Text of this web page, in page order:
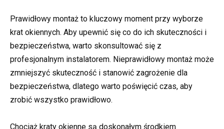
Prawidłowy montaż to kluczowy moment przy wyborze
krat okiennych. Aby upewnić się co do ich skuteczności i
bezpieczeństwa, warto skonsultować się z
profesjonalnym instalatorem. Nieprawidłowy montaż może
zmniejszyć skuteczność i stanowić zagrożenie dla
bezpieczeństwa, dlatego warto poświęcić czas, aby
zrobić wszystko prawidłowo.
Chociaż kraty okienne są doskonałym środkiem